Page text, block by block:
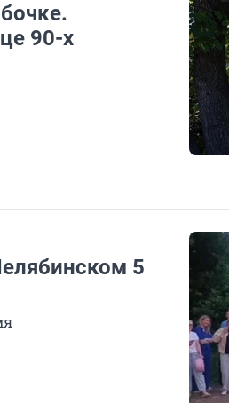
90-х
5